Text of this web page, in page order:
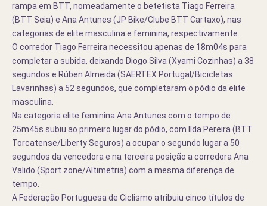
rampa em BTT, nomeadamente o betetista Tiago Ferreira
(BTT Seia) e Ana Antunes (JP Bike/Clube BTT Cartaxo), nas
categorias de elite masculina e feminina, respectivamente.
O corredor Tiago Ferreira necessitou apenas de 18m04s para
completar a subida, deixando Diogo Silva (Xyami Cozinhas) a 38
segundos e Rúben Almeida (SAERTEX Portugal/Bicicletas
Lavarinhas) a 52 segundos, que completaram o pódio da elite
masculina.
Na categoria elite feminina Ana Antunes com o tempo de
25m45s subiu ao primeiro lugar do pódio, com Ilda Pereira (BTT
Torcatense/Liberty Seguros) a ocupar o segundo lugar a 50
segundos da vencedora e na terceira posição a corredora Ana
Valido (Sport zone/Altimetria) com a mesma diferença de
tempo.
A Federação Portuguesa de Ciclismo atribuiu cinco títulos de